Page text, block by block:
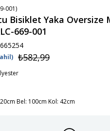
001)
Bisiklet Yaka Oversize
669-001
₺582,99
Bel: 100cm Kol: 42cm